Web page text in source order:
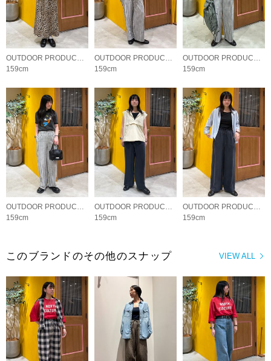
159cm
159cm
159cm
159cm
159cm
159cm
VIEW ALL
このブランドのその他のスナップ